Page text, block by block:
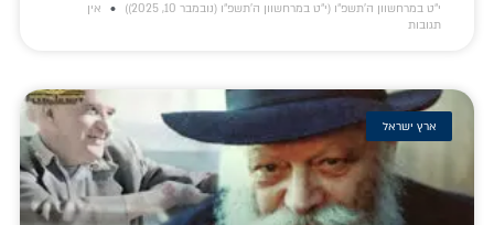
י״ט במרחשוון ה׳תשפ״ו (י״ט במרחשוון ה׳תשפ״ו (נובמבר 10, 2025))
אין
תגובות
ארץ ישראל